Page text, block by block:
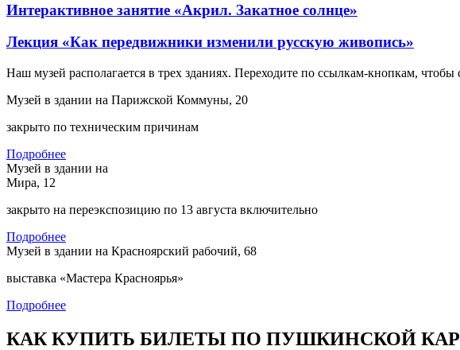
Интерактивное занятие «Акрил. Закатное солнце»
Лекция «Как передвижники изменили русскую живопись»
Наш музей располагается в трех зданиях. Переходите по ссылкам-кнопкам,
Музей в здании на Парижской Коммуны, 20
закрыто по техническим причинам
Подробнее
Музей в здании на
Мира, 12
закрыто на переэкспозицию по 13 августа включительно
Подробнее
Музей в здании на Красноярский рабочий, 68
выставка «Мастера Красноярья»
Подробнее
КАК КУПИТЬ БИЛЕТЫ ПО ПУШКИНСКОЙ